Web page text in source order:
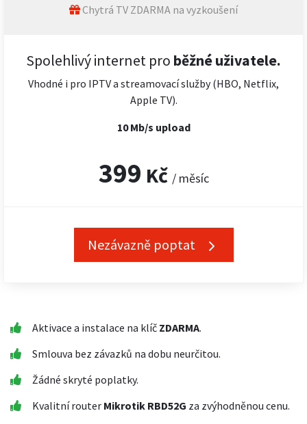
Chytrá TV ZDARMA na vyzkoušení
Spolehlivý internet pro běžné uživatele.
Vhodné i pro IPTV a streamovací služby (HBO, Netflix,
Apple TV).
10 Mb/s upload
399 Kč / měsíc
Nezávazně poptat
Aktivace a instalace na klíč ZDARMA.
Smlouva bez závazků na dobu neurčitou.
Žádné skryté poplatky.
Kvalitní router Mikrotik RBD52G za zvýhodněnou cenu.